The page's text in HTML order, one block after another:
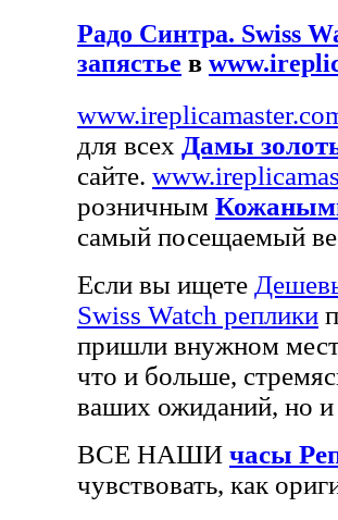
Радо Синтра. Swiss
запястье в
для всех Дамы
сайте.
розничным
самый посещаемый
Если вы ищете
Swiss Watch реплики
пришли внужном
что и больше,
ваших ожиданий, но и
ВСЕ НАШИ часы
чувствовать, как